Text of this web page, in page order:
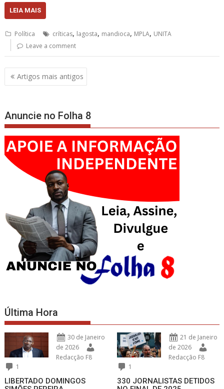
LEIA MAIS
Política críticas, lagosta, mandioca, MPLA, UNITA
Leave a comment
Navegação
de
Artigos mais antigos
Anuncie no Folha 8
Última Hora
30 de Janeiro
de 2026
Redacção F8
1
LIBERTADO DOMINGOS
21 de Janeiro
de 2026
Redacção F8
1
330 JORNALISTAS DETIDOS